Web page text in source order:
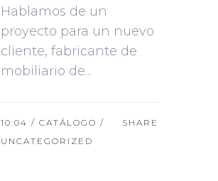
Hablamos de un
proyecto para un nuevo
cliente, fabricante de
mobiliario de...
10:04 / CATÁLOGO /
UNCATEGORIZED
SHARE